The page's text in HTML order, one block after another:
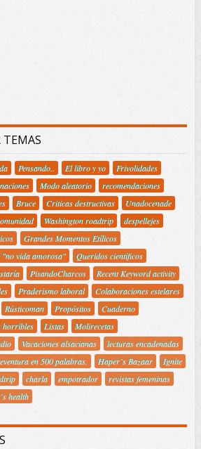
TEMAS
Pensando.. El libro y yo
Frivolidades
Modo aleatorio
recomendaciones
Bruce Criticas destructivas
Unadocenade
Washington roadtrip
despellejes
Grandes Momentos Etílicos
vida amorosa"
Queridos científicos
PisandoCharcos
Recent Keyword activity
Praderismo laboral
Colaboraciones estelares
Rústicoman Propósitos
Cuaderno
horribles Listas
Molirecetas
Vacaciones alsacianas
lecturas encadenadas
en 500 palabras. Haper´s Bazaar
Ignite
charla empotrador
revistas femeninas
health